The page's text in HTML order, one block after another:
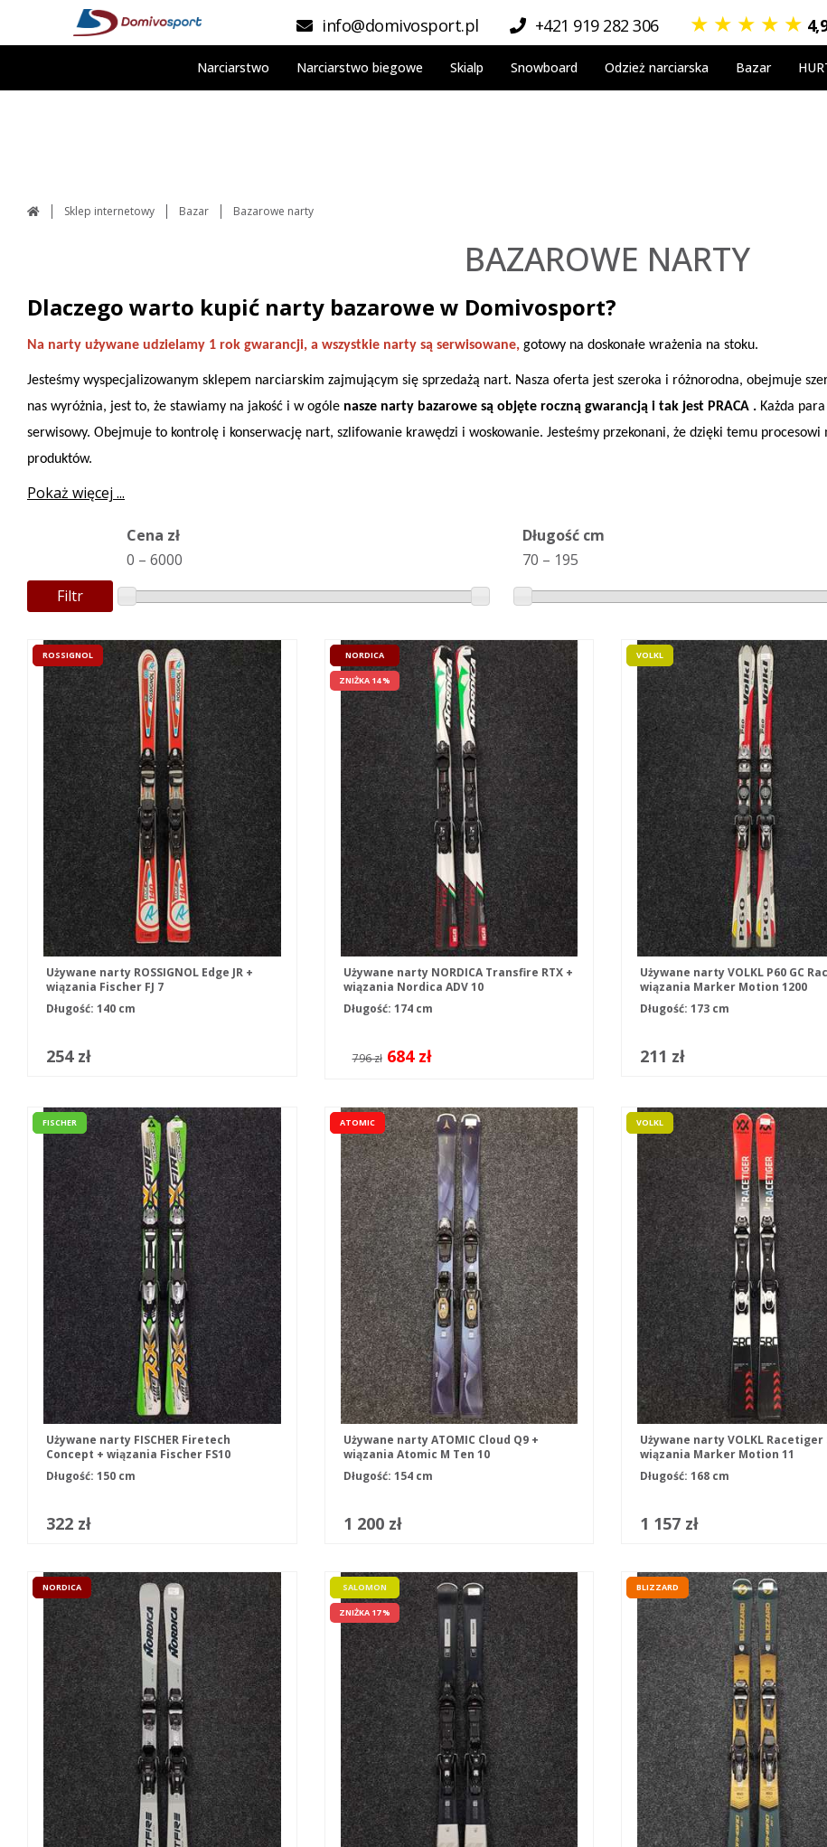
info@domivosport.pl +421 919 282 306 ★ ★ ★ ★ ★
Narciarstwo Narciarstwo biegowe Skialp Snowboard Odzież narciarska Bazar
Sklep internetowy Bazar Bazarowe narty
BAZAROWE NARTY
Dlaczego warto kupić narty bazarowe w Domivosport?
Na narty używane udzielamy 1 rok gwarancji, a wszystkie narty są serwisowane, gotowy na doskonałe wrażenia na stoku.
Jesteśmy wyspecjalizowanym sklepem narciarskim zajmującym się sprzedażą nart. Nasza oferta jest szeroka i różnorodna, obejmuje
nas wyróżnia, jest to, że stawiamy na jakość i w ogóle nasze narty bazarowe są objęte roczną gwarancją i tak jest PRACA . Każda
serwisowy. Obejmuje to kontrolę i konserwację nart, szlifowanie krawędzi i woskowanie. Jesteśmy przekonani, że dzięki temu procesowi
produktów.
Pokaż więcej ...
Filtr
Cena zł
0 – 6000
Długość cm
70 – 195
ROSSIGNOL
Używane narty ROSSIGNOL Edge JR +
wiązania Fischer FJ 7
Długość: 140 cm
254 zł
NORDICA
ZNIŻKA 14 %
Używane narty NORDICA Transfire RTX +
wiązania Nordica ADV 10
Długość: 174 cm
796 zł 684 zł
VOLKL
Używane narty VOLKL P60 GC
wiązania Marker Motion 1200
Długość: 173 cm
211 zł
FISCHER
Używane narty FISCHER Firetech
Concept + wiązania Fischer FS10
Długość: 150 cm
322 zł
ATOMIC
Używane narty ATOMIC Cloud Q9 +
wiązania Atomic M Ten 10
Długość: 154 cm
1 200 zł
VOLKL
Używane narty VOLKL Racetiger
wiązania Marker Motion 11
Długość: 168 cm
1 157 zł
NORDICA SALOMON
ZNIŻKA 17 %
BLIZZARD